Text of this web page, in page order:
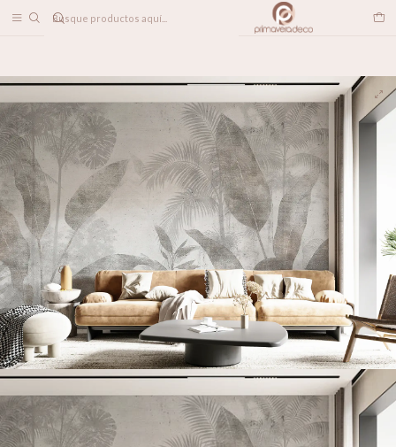
PAPELES MURALES TEXTURADOS